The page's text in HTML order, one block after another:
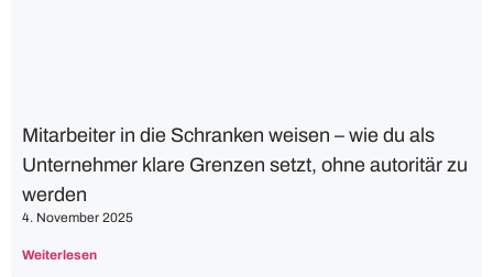
Mitarbeiter in die Schranken weisen – wie du als
Unternehmer klare Grenzen setzt, ohne autoritär zu
werden
4. November 2025
Weiterlesen